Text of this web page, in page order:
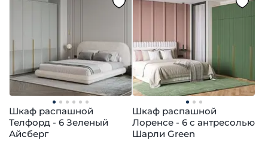
Шкаф распашной
Телфорд - 6 Зеленый
Айсберг
Шкаф распашной
Лоренсе - 6 с антресолью
Шарли Green